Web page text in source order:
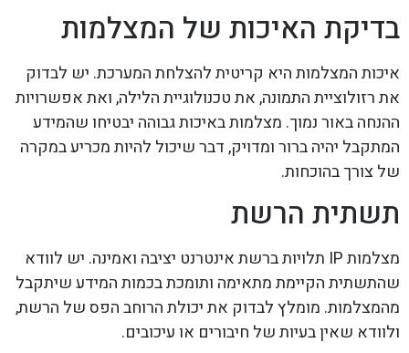
בדיקת האיכות של המצלמות
איכות המצלמות היא קריטית להצלחת המערכת. יש לבדוק
את רזולוציית התמונה, את טכנולוגיית הלילה, ואת אפשרויות
ההנחה באור נמוך. מצלמות באיכות גבוהה יבטיחו שהמידע
המתקבל יהיה ברור ומדויק, דבר שיכול להיות מכריע במקרה
של צורך בהוכחות.
תשתית הרשת
מצלמות IP תלויות ברשת אינטרנט יציבה ואמינה. יש לוודא
שהתשתית הקיימת מתאימה ותומכת בכמות המידע שיתקבל
מהמצלמות. מומלץ לבדוק את יכולת הרוחב הפס של הרשת,
ולוודא שאין בעיות של חיבורים או עיכובים.